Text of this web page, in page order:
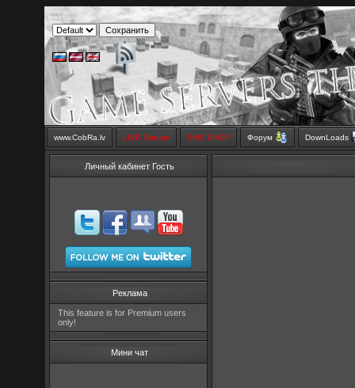
www.CobRa.lv LIVE Stream SMS SHOP Форум DownLoads
Личный кабинет Гость
Реклама
This feature is for Premium users
only!
Мини чат